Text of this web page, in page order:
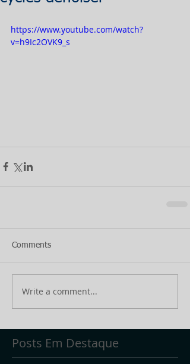
https://www.youtube.com/watch?
v=h9Ic2OVK9_s
Comments
Write a comment...
Posts Em Destaque